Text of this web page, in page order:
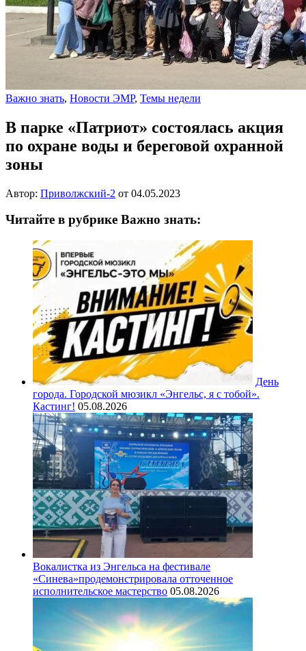
Важно знать, Новости ЭМР, Темы недели
В парке «Патриот» состоялась акция
по охране воды и береговой охранной
зоны
Автор: Приволжский-2 от 04.05.2023
Читайте в рубрике Важно знать:
День
города. Городской мюзикл «Энгельс, я с тобой».
Кастинг! 05.08.2026
Вокалистка из Энгельса на фестивале
«Синева»продемонстрировала отточенное
исполнительское мастерство 05.08.2026